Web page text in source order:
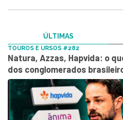
ÚLTIMAS
TOUROS E URSOS #282
Natura, Azzas, Hapvida: o
dos conglomerados